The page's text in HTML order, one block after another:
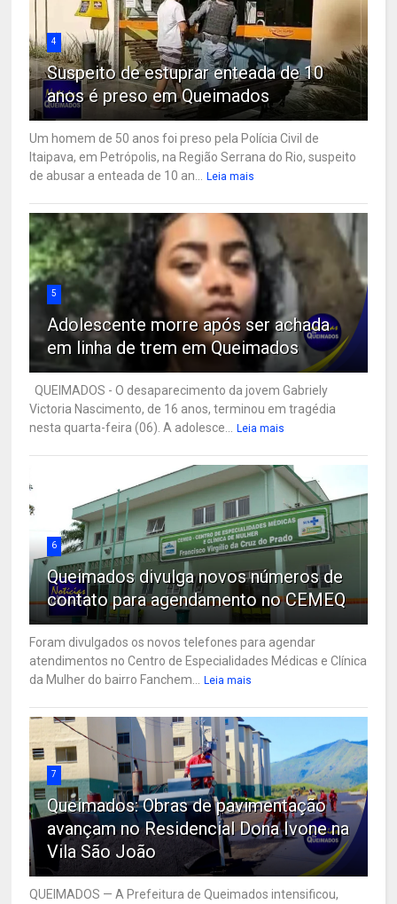
4
Suspeito de estuprar enteada de 10
anos é preso em Queimados
Um homem de 50 anos foi preso pela Polícia Civil de
Itaipava, em Petrópolis, na Região Serrana do Rio, suspeito
de abusar a enteada de 10 an...
Leia mais
5
Adolescente morre após ser achada
em linha de trem em Queimados
QUEIMADOS - O desaparecimento da jovem Gabriely
Victoria Nascimento, de 16 anos, terminou em tragédia
nesta quarta-feira (06). A adolesce...
Leia mais
6
Queimados divulga novos números de
contato para agendamento no CEMEQ
Foram divulgados os novos telefones para agendar
atendimentos no Centro de Especialidades Médicas e Clínica
da Mulher do bairro Fanchem...
Leia mais
7
Queimados: Obras de pavimentação
avançam no Residencial Dona Ivone na
Vila São João
QUEIMADOS — A Prefeitura de Queimados intensificou,